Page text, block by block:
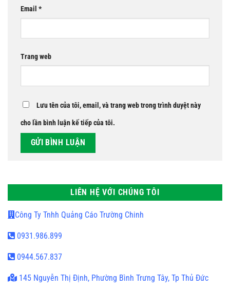
Email *
Trang web
Lưu tên của tôi, email, và trang web trong trình duyệt này
cho lần bình luận kế tiếp của tôi.
LIÊN HỆ VỚI CHÚNG TÔI
Công Ty Tnhh Quảng Cáo Trường Chinh
0931.986.899
0944.567.837
145 Nguyễn Thị Định, Phường Bình Trưng Tây, Tp Thủ Đức